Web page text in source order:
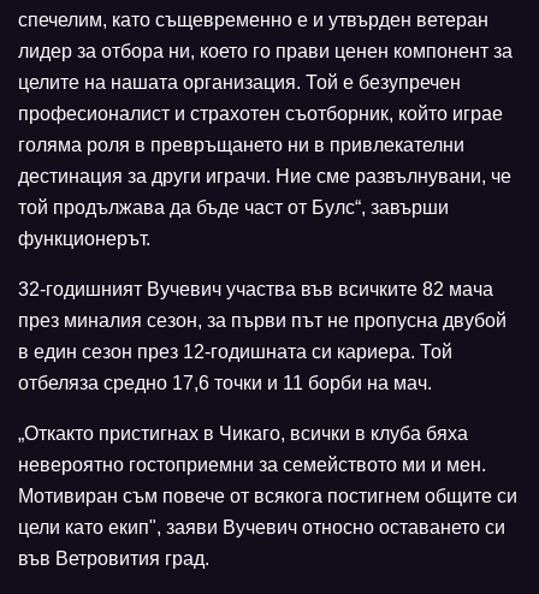
спечелим, като същевременно е и утвърден ветеран
лидер за отбора ни, което го прави ценен компонент за
целите на нашата организация. Той е безупречен
професионалист и страхотен съотборник, който играе
голяма роля в превръщането ни в привлекателни
дестинация за други играчи. Ние сме развълнувани, че
той продължава да бъде част от Булс“, завърши
функционерът.
32-годишният Вучевич участва във всичките 82 мача
през миналия сезон, за първи път не пропусна двубой
в един сезон през 12-годишната си кариера. Той
отбеляза средно 17,6 точки и 11 борби на мач.
„Откакто пристигнах в Чикаго, всички в клуба бяха
невероятно гостоприемни за семейството ми и мен.
Мотивиран съм повече от всякога постигнем общите си
цели като екип", заяви Вучевич относно оставането си
във Ветровития град.